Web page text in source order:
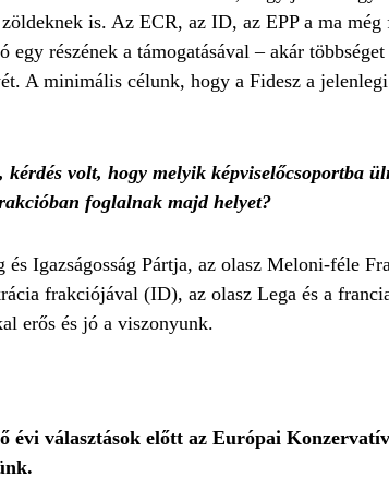
is. Az ECR, az ID, az EPP a ma
részének a támogatásával – akár
A minimális célunk, hogy a Fidesz a
volt, hogy melyik képviselőcsoportba
foglalnak majd helyet?
Igazságosság Pártja, az olasz Meloni-féle
frakciójával (ID), az olasz Lega és a
erős és jó a viszonyunk.
évi választások előtt az Európai